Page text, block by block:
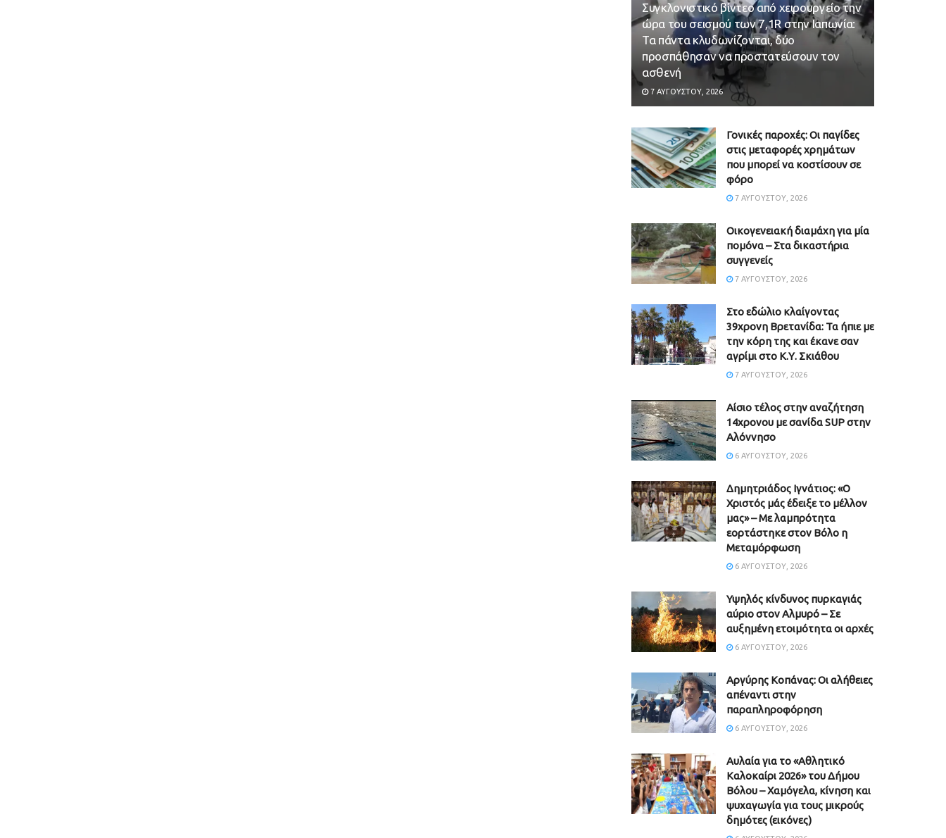
Συγκλονιστικό βίντεο από χειρουργείο την
ώρα του σεισμού των 7,1R στην Ιαπωνία:
Τα πάντα κλυδωνίζονται, δύο
προσπάθησαν να προστατεύσουν τον
ασθενή
7 ΑΥΓΟΎΣΤΟΥ, 2026
Γονικές παροχές: Οι παγίδες
στις μεταφορές χρημάτων
που μπορεί να κοστίσουν σε
φόρο
7 ΑΥΓΟΎΣΤΟΥ, 2026
Οικογενειακή διαμάχη για μία
πομόνα – Στα δικαστήρια
συγγενείς
7 ΑΥΓΟΎΣΤΟΥ, 2026
Στο εδώλιο κλαίγοντας
39χρονη Βρετανίδα: Τα ήπιε με
την κόρη της και έκανε σαν
αγρίμι στο Κ.Υ. Σκιάθου
7 ΑΥΓΟΎΣΤΟΥ, 2026
Αίσιο τέλος στην αναζήτηση
14χρονου με σανίδα SUP στην
Αλόννησο
6 ΑΥΓΟΎΣΤΟΥ, 2026
Δημητριάδος Ιγνάτιος: «Ο
Χριστός μάς έδειξε το μέλλον
μας» – Με λαμπρότητα
εορτάστηκε στον Βόλο η
Μεταμόρφωση
6 ΑΥΓΟΎΣΤΟΥ, 2026
Υψηλός κίνδυνος πυρκαγιάς
αύριο στον Αλμυρό – Σε
αυξημένη ετοιμότητα οι αρχές
6 ΑΥΓΟΎΣΤΟΥ, 2026
Aργύρης Κοπάνας: Οι αλήθειες
απέναντι στην
παραπληροφόρηση
6 ΑΥΓΟΎΣΤΟΥ, 2026
Αυλαία για το «Αθλητικό
Καλοκαίρι 2026» του Δήμου
Βόλου – Χαμόγελα, κίνηση και
ψυχαγωγία για τους μικρούς
δημότες (εικόνες)